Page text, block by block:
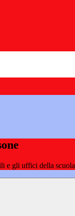
e gli uffici della scuola